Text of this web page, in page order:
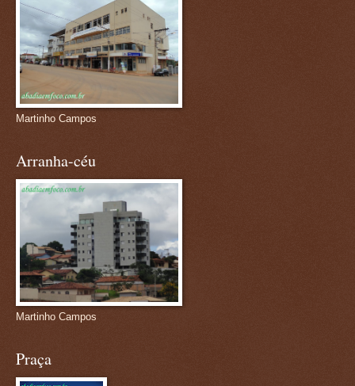
Martinho Campos
Arranha-céu
Martinho Campos
Praça